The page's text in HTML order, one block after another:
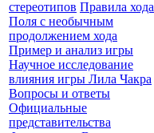
стереотипов Правила хода
Поля с необычным
продолжением хода
Пример и анализ игры
Научное исследование
влияния игры Лила Чакра
Вопросы и ответы
Официальные
представительства